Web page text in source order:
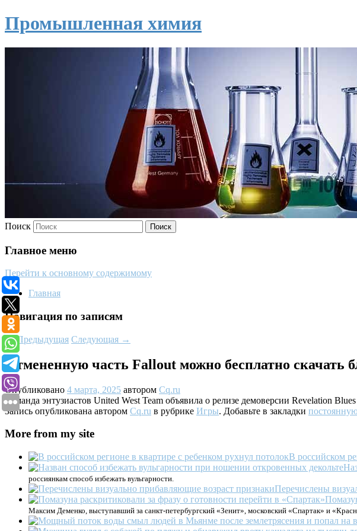
Промышленная химия
Поиск
Главное меню
Перейти к основному содержимому
Главная
Навигация по записям
←Предыдущая Следующая →
Отмененную часть Fallout можно бесплатно скачать
Опубликовано 4 марта, 2025 автором Cq.ru
Команда энтузиастов United West Team объявила о релизе демоверсии Revelation
Запись опубликована автором Cq.ru в рубрике Игры. Добавьте в закладки
More from my site
В российском
россиянкам способ избежать вульгарности.
Перечислены
Максим Деменко, выступавший за санкт-петербургский «Зенит», московский «Спартак» и